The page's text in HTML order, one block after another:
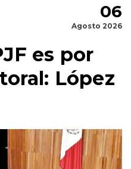
06
Agosto 2026
es por
López